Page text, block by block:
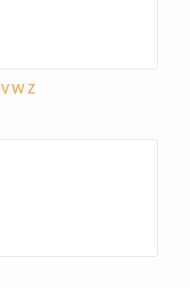
V W Z